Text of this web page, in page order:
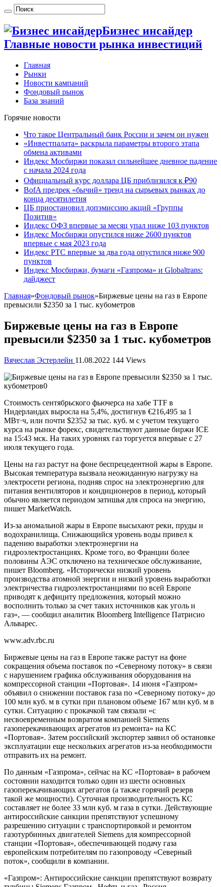
Бизнес инсайдер
Главные новости рынка инвестиций
Главная
Рынки
Новости кампаний
Фондовый рынок
База знаний
Горячие новости
Что такое Центральный банк России и зачем он нужен
«Инвестпалата» раскрыла параметры второго этапа
обмена активами
Индекс Мосбиржи показал сильнейшее дневное падение
с начала 2024 года
Официальный курс доллара ЦБ приблизился к ₽90
BofA предрек «бычий» тренд на сырьевых рынках до
конца десятилетия
ЦБ приостановил допэмиссию акций «Группы
Позитив»
Индекс ОФЗ впервые за месяц упал ниже 103 пунктов
Индекс Мосбиржи опустился ниже 2600 пунктов
впервые с мая 2023 года
Индекс РТС впервые за два года опустился ниже 900
пунктов
Индекс Мосбиржи, бумаги «Газпрома» и Globaltrans:
дайджест
Главная»Фондовый рынок»Биржевые цены на газ в Европе
превысили $2350 за 1 тыс. кубометров
Биржевые цены на газ в Европе
превысили $2350 за 1 тыс. кубометров
Вячеслав Эстерлейн 11.08.2022 144 Views
Стоимость сентябрьского фьючерса на хабе TTF в
Нидерландах выросла на 5,4%, достигнув €216,495 за 1
МВт·ч, или почти $2352 за тыс. куб. м с учетом текущего
курса на рынке форекс, свидетельствуют данные биржи ICE
на 15:43 мск. На таких уровнях газ торгуется впервые с 27
июля текущего года.
Цены на газ растут на фоне беспрецедентной жары в Европе.
Высокая температура вызвала неожиданную нагрузку на
электросети региона, подняв спрос на электроэнергию для
питания вентиляторов и кондиционеров в период, который
обычно является периодом затишья для спроса на энергию,
пишет MarketWatch.
Из-за аномальной жары в Европе высыхают реки, пруды и
водохранилища. Снижающийся уровень воды привел к
падению выработки электроэнергии на
гидроэлектростанциях. Кроме того, во Франции более
половины АЭС отключено на техническое обслуживание,
пишет Bloomberg. «Исторически низкий уровень
производства атомной энергии и низкий уровень выработки
электричества гидроэлектростанциями по всей Европе
приводят к дефициту предложения, который можно
восполнить только за счет таких источников как уголь и
газ», — сообщил аналитик Bloomberg Intelligence Патрисио
Альварес.
www.adv.rbc.ru
Биржевые цены на газ в Европе также растут на фоне
сокращения объема поставок по «Северному потоку» в связи
с нарушением графика обслуживания оборудования на
компрессорной станции «Портовая». 14 июня «Газпром»
объявил о снижении поставок газа по «Северному потоку» до
100 млн куб. м в сутки при плановом объеме 167 млн куб. м в
сутки. Ситуацию с прокачкой там связали «с
несвоевременным возвратом компанией Siemens
газоперекачивающих агрегатов из ремонта» на КС
«Портовая». Затем российский экспортер заявил об остановке
эксплуатации еще нескольких агрегатов из-за необходимости
отправить их на ремонт.
По данным «Газпрома», сейчас на КС «Портовая» в рабочем
состоянии находится только один из шести основных
газоперекачивающих агрегатов (а также горячий резерв
такой же мощности). Суточная производительность КС
составляет не более 33 млн куб. м газа в сутки. Действующие
антироссийские санкции препятствуют успешному
разрешению ситуации с транспортировкой и ремонтом
газотурбинных двигателей Siemens для компрессорной
станции «Портовая», обеспечивающей подачу газа
европейским потребителям по газопроводу «Северный
поток», сообщили в компании.
«Газпром»: Антироссийские санкции препятствуют возврату